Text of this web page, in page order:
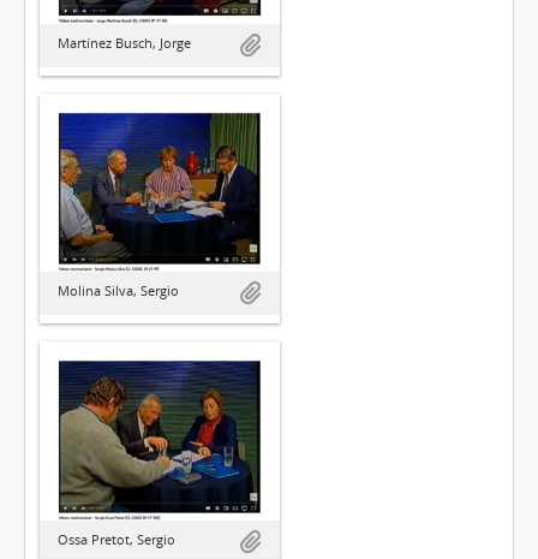
Martínez Busch, Jorge
Molina Silva, Sergio
Ossa Pretot, Sergio